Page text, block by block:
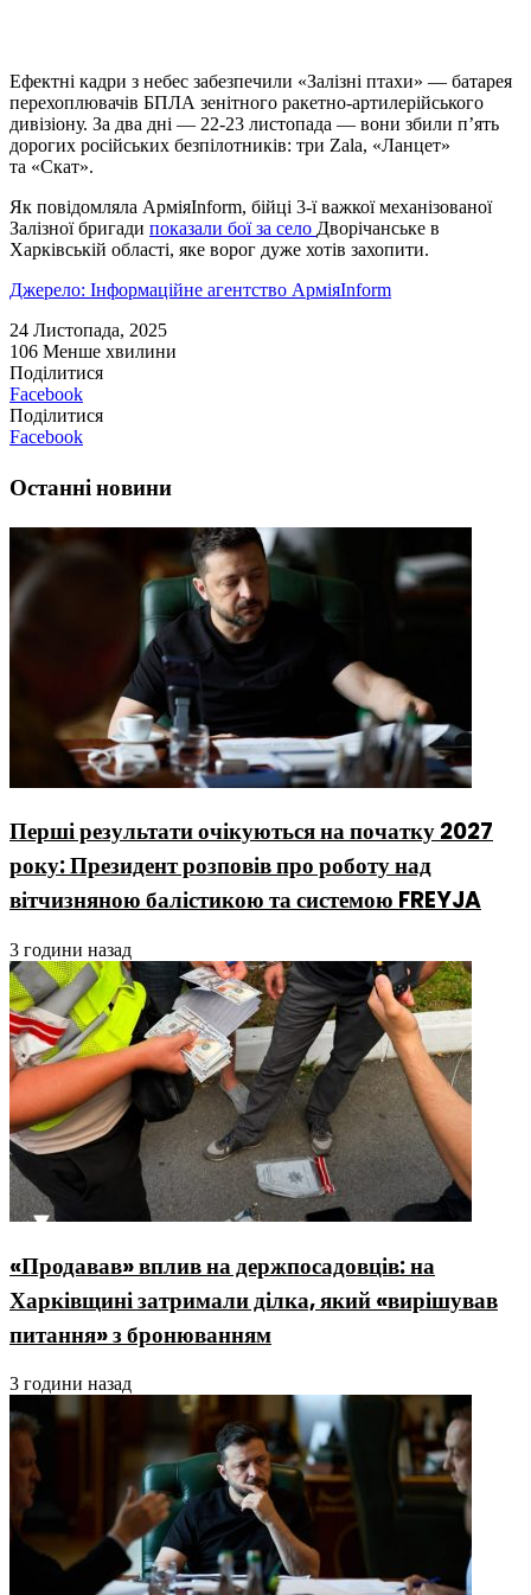
Ефектні кадри з небес забезпечили «Залізні птахи» — батарея
перехоплювачів БПЛА зенітного ракетно-артилерійського
дивізіону. За два дні — 22-23 листопада — вони збили п’ять
дорогих російських безпілотників: три Zala, «Ланцет»
та «Скат».
Як повідомляла АрміяInform, бійці 3-ї важкої механізованої
Залізної бригади показали бої за село Дворічанське в
Харківській області, яке ворог дуже хотів захопити.
Джерело: Інформаційне агентство АрміяInform
24 Листопада, 2025
106 Менше хвилини
Поділитися
Facebook
Поділитися
Facebook
Останні новини
Перші результати очікуються на початку 2027
року: Президент розповів про роботу над
вітчизняною балістикою та системою FREYJA
3 години назад
«Продавав» вплив на держпосадовців: на
Харківщині затримали ділка, який «вирішував
питання» з бронюванням
3 години назад